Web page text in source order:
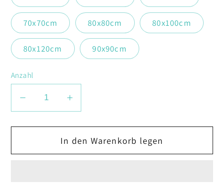
70x70cm 80x80cm 80x100cm
80x120cm 90x90cm
Anzahl
Verringere
Menge
Buddhismus
Erhöhe
Menge
für
Buddhismus
In den Warenkorb legen